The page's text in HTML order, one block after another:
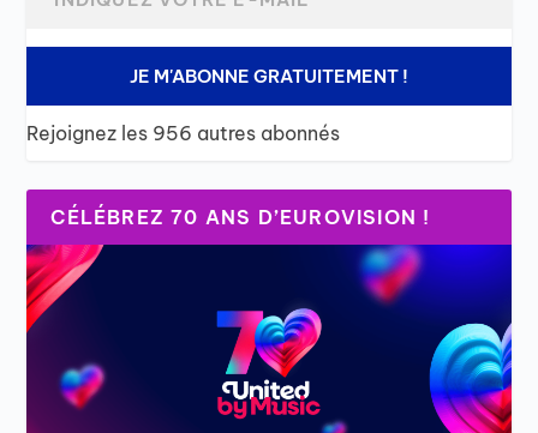
JE M'ABONNE GRATUITEMENT !
Rejoignez les 956 autres abonnés
CÉLÉBREZ 70 ANS D’EUROVISION !